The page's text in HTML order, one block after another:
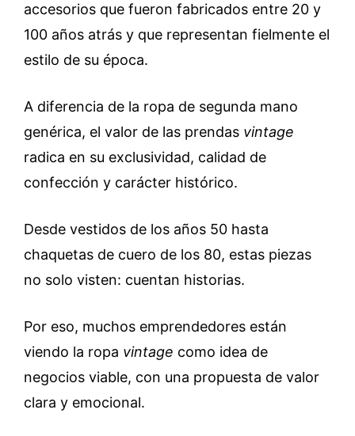
accesorios que fueron fabricados entre 20 y
100 años atrás y que representan fielmente el
estilo de su época.
A diferencia de la ropa de segunda mano
genérica, el valor de las prendas vintage
radica en su exclusividad, calidad de
confección y carácter histórico.
Desde vestidos de los años 50 hasta
chaquetas de cuero de los 80, estas piezas
no solo visten: cuentan historias.
Por eso, muchos emprendedores están
viendo la ropa vintage como idea de
negocios viable, con una propuesta de valor
clara y emocional.